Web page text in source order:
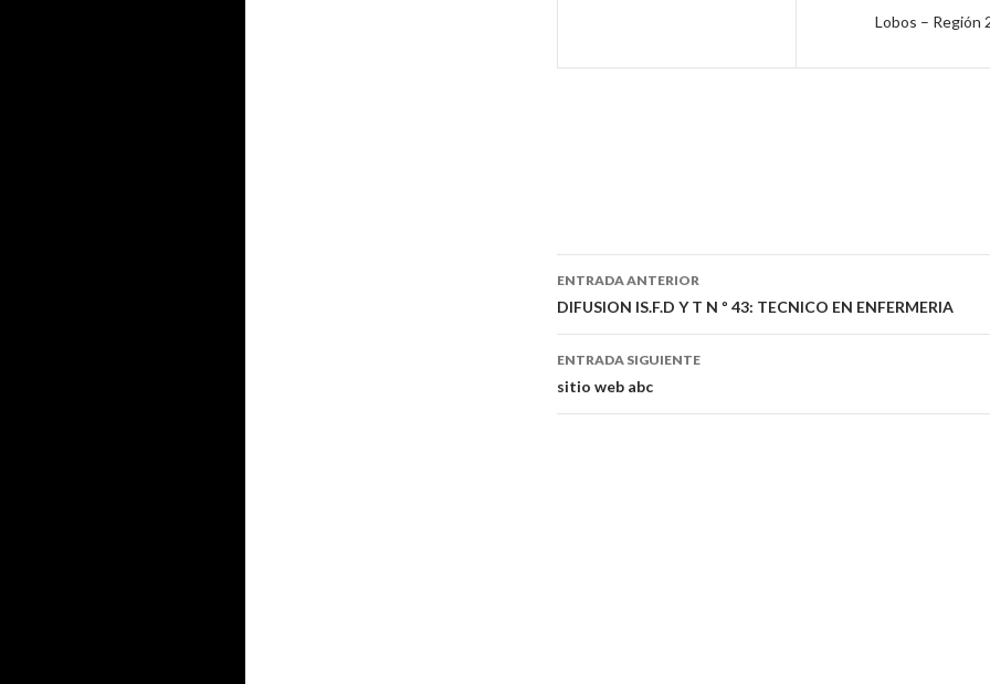
Lobos – Región
Navegación
de
entradas
ENTRADA ANTERIOR
DIFUSION IS.F.D Y T N º 43: TECNICO EN ENFERMERIA
ENTRADA SIGUIENTE
sitio web abc